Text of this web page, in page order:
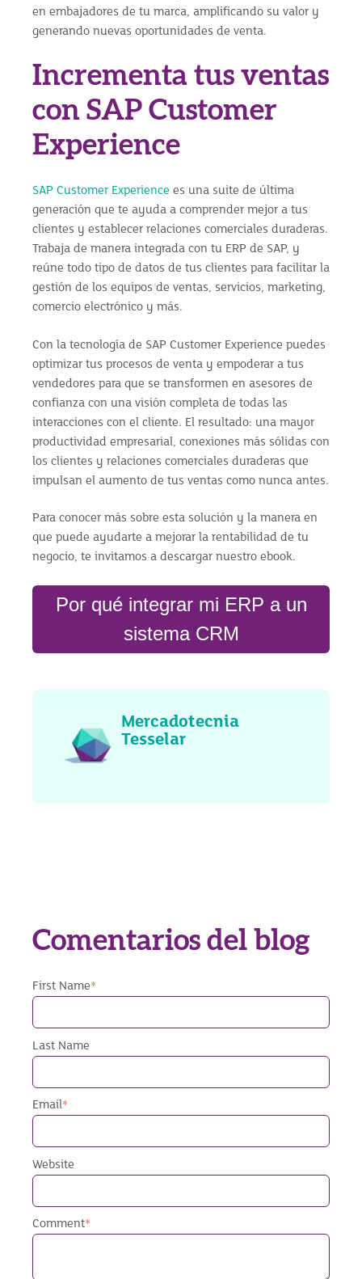
en embajadores de tu marca, amplificando su valor y
generando nuevas oportunidades de venta.
Incrementa tus ventas
con SAP Customer
Experience
SAP Customer Experience es una suite de última
generación que te ayuda a comprender mejor a tus
clientes y establecer relaciones comerciales duraderas.
Trabaja de manera integrada con tu ERP de SAP, y
reúne todo tipo de datos de tus clientes para facilitar la
gestión de los equipos de ventas, servicios, marketing,
comercio electrónico y más.
Con la tecnología de SAP Customer Experience puedes
optimizar tus procesos de venta y empoderar a tus
vendedores para que se transformen en asesores de
confianza con una visión completa de todas las
interacciones con el cliente. El resultado: una mayor
productividad empresarial, conexiones más sólidas con
los clientes y relaciones comerciales duraderas que
impulsan el aumento de tus ventas como nunca antes.
Para conocer más sobre esta solución y la manera en
que puede ayudarte a mejorar la rentabilidad de tu
negocio, te invitamos a descargar nuestro ebook.
Por qué integrar mi ERP a un
sistema CRM
Mercadotecnia
Tesselar
Comentarios del blog
First Name*
Last Name
Email*
Website
Comment*